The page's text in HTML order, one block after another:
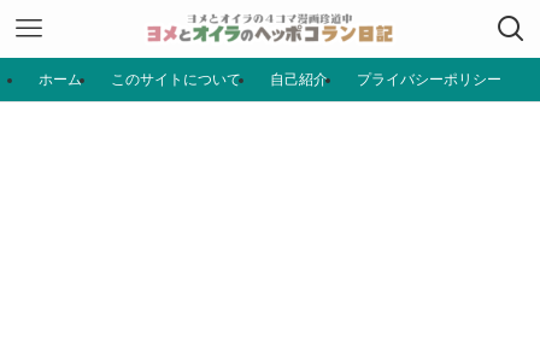
ホーム このサイトについて 自己紹介 プライバシーポリシー